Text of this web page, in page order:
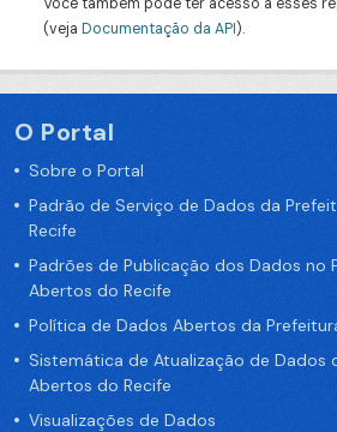
(veja Documentação da API).
O Portal
Sobre o Portal
Padrão de Serviço de Dados da
Recife
Padrões de Publicação dos Dados no
Abertos do Recife
Política de Dados Abertos da
Sistemática de Atualização de Dados
Abertos do Recife
Visualizações de Dados